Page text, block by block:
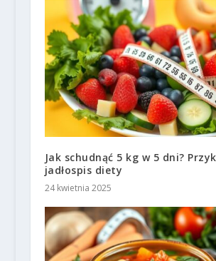
Jak schudnąć 5 kg w 5 dni?
jadłospis diety
24 kwietnia 2025